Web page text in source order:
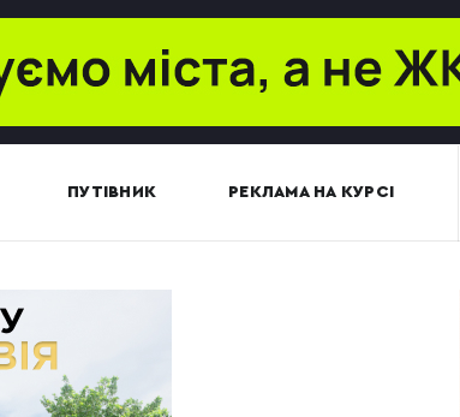
ПУТІВНИК РЕКЛАМА НА КУРСІ